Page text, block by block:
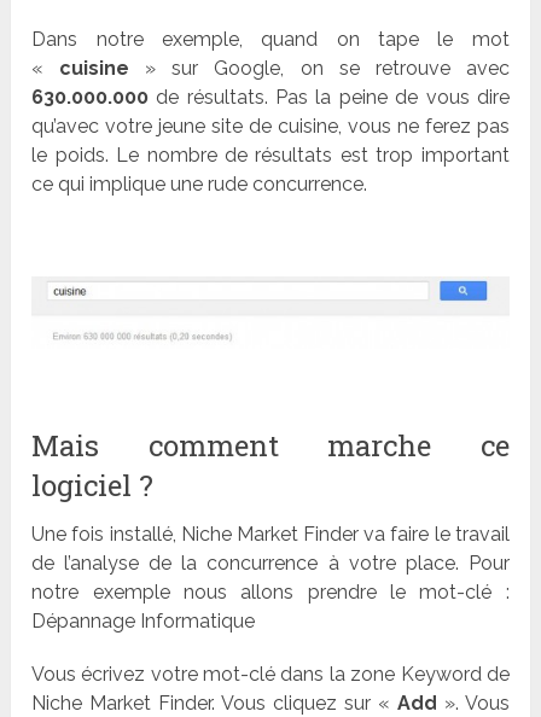
Dans notre exemple, quand on tape le mot
« cuisine » sur Google, on se retrouve avec
630.000.000 de résultats. Pas la peine de vous dire
qu’avec votre jeune site de cuisine, vous ne ferez pas
le poids. Le nombre de résultats est trop important
ce qui implique une rude concurrence.
Mais comment marche ce
logiciel ?
Une fois installé, Niche Market Finder va faire le travail
de l’analyse de la concurrence à votre place. Pour
notre exemple nous allons prendre le mot-clé :
Dépannage Informatique
Vous écrivez votre mot-clé dans la zone Keyword de
Niche Market Finder. Vous cliquez sur « Add ». Vous